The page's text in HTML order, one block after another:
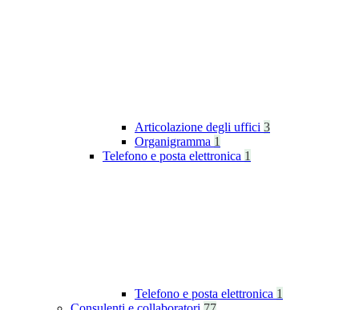
Articolazione degli uffici 3
Organigramma 1
Telefono e posta elettronica 1
Telefono e posta elettronica 1